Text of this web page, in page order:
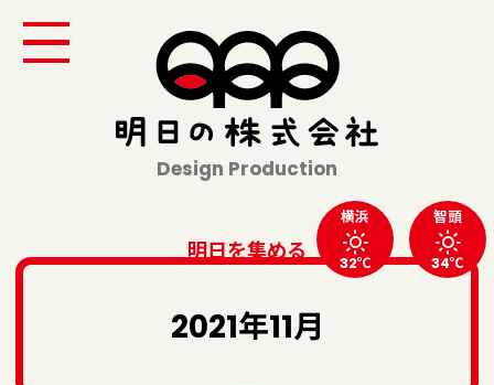
Design Production
横浜
32℃
智頭
34℃
明日を集める
2021年11月